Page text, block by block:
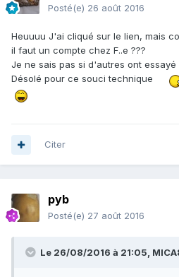
Posté(e) 26 août 2016
Heuuuu J'ai cliqué sur le lien, mais
il faut un compte chez F..e ???
Je ne sais pas si d'autres ont essayé
Désolé pour ce souci technique
Citer
pyb
Posté(e) 27 août 2016
Le 26/08/2016 à 21:05,